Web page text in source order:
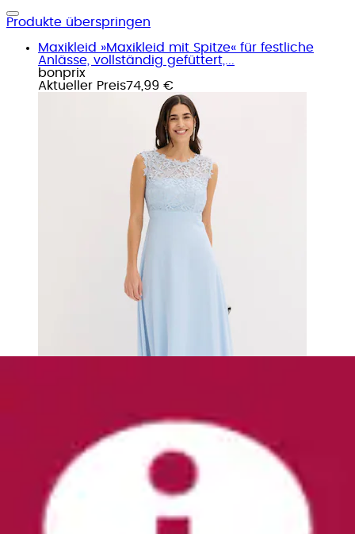
Produkte überspringen
Maxikleid »Maxikleid mit Spitze« für festliche
Anlässe, vollständig gefüttert,...
bonprix
Aktueller Preis74,99 €
Badeanzug »Badeanzug mit Wickeloptik«
bequeme Passform, mit Wickeloptik,
verstellbare...